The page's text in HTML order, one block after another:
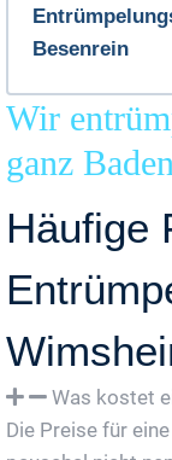
Besenrein
Wir
ganz
Häufige
Was kostet
Die Preise für